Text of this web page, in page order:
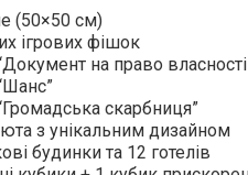
(50×50 см)
ігрових фішок
на право
скарбниця”
з унікальним дизайном
будинки та 12 готелів